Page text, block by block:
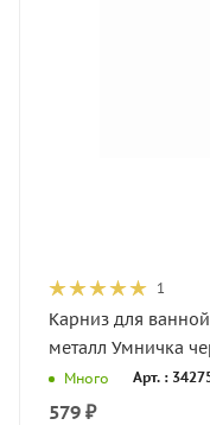
1
Карниз для
металл Умничка
Много Арт. :
579 ₽